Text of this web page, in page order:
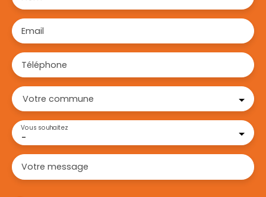
Email
Téléphone
Votre commune
-
Vous souhaitez
Votre message